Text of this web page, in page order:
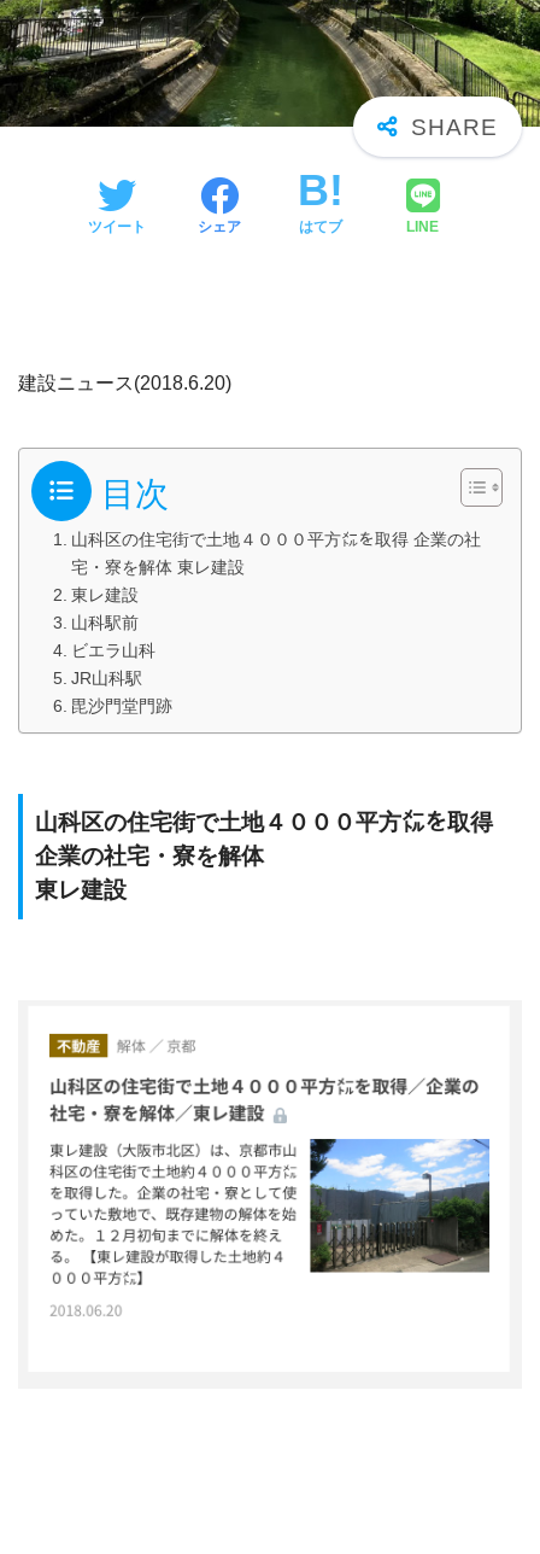
ツイート シェア はてブ LINE
建設ニュース(2018.6.20)
目次
山科区の住宅街で土地４０００平方㍍を取得 企業の社
宅・寮を解体 東レ建設
東レ建設
山科駅前
ビエラ山科
JR山科駅
毘沙門堂門跡
山科区の住宅街で土地４０００平方㍍を取得
企業の社宅・寮を解体
東レ建設